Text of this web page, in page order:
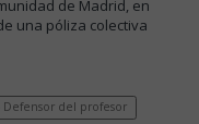
de Madrid, en
una póliza colectiva
Defensor del profesor